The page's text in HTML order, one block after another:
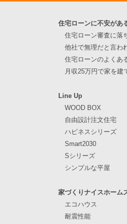
住宅ローンに不安があ
住宅ローン審査に落
他社で無理だと言わ
住宅ローンのよくあ
月収25万円で家を建
Line Up
WOOD BOX
自由設計注文住宅
ハピネスシリーズ
Smart2030
Sシリーズ
シンプルな平屋
家づくりナイスホーム
エコハウス
耐震性能